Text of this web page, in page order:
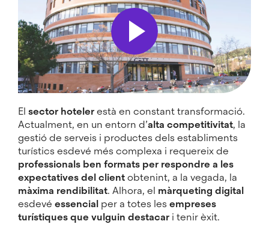
El sector hotelerestà en constant transformació.
Actualment, en un entorn d’alta competitivitat, la
gestió de serveis i productes dels establiments
turístics esdevé més complexa i requereix de
professionals ben formats per respondre a les
expectatives del clientobtenint, a la vegada, la
màxima rendibilitat. Alhora, el màrqueting digital
esdevé essencial per a totes les empreses
turístiques que vulguin destacar i tenir èxit.